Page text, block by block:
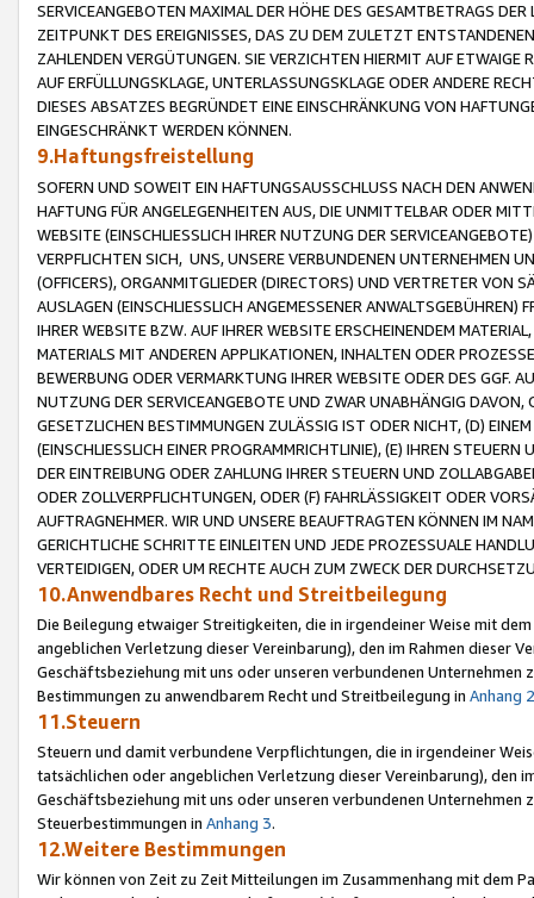
SERVICEANGEBOTEN MAXIMAL DER HÖHE DES GESAMTBETRAGS
ZEITPUNKT DES EREIGNISSES, DAS ZU DEM ZULETZT
ZAHLENDEN VERGÜTUNGEN. SIE VERZICHTEN HIERMIT AUF
AUF ERFÜLLUNGSKLAGE, UNTERLASSUNGSKLAGE ODER ANDERE
DIESES ABSATZES BEGRÜNDET EINE EINSCHRÄNKUNG VON
EINGESCHRÄNKT WERDEN KÖNNEN.
9.Haftungsfreistellung
SOFERN UND SOWEIT EIN HAFTUNGSAUSSCHLUSS NACH DEN
HAFTUNG FÜR ANGELEGENHEITEN AUS, DIE UNMITTELBAR ODER
WEBSITE (EINSCHLIESSLICH IHRER NUTZUNG DER
VERPFLICHTEN SICH, UNS, UNSERE VERBUNDENEN UNTERNEHMEN
(OFFICERS), ORGANMITGLIEDER (DIRECTORS) UND VERTRETER VON
AUSLAGEN (EINSCHLIESSLICH ANGEMESSENER
IHRER WEBSITE BZW. AUF IHRER WEBSITE ERSCHEINENDEM
MATERIALS MIT ANDEREN APPLIKATIONEN, INHALTEN ODER
BEWERBUNG ODER VERMARKTUNG IHRER WEBSITE ODER DES GGF.
NUTZUNG DER SERVICEANGEBOTE UND ZWAR UNABHÄNGIG
GESETZLICHEN BESTIMMUNGEN ZULÄSSIG IST ODER NICHT, (D)
(EINSCHLIESSLICH EINER PROGRAMMRICHTLINIE), (E) IHREN
DER EINTREIBUNG ODER ZAHLUNG IHRER STEUERN UND
ODER ZOLLVERPFLICHTUNGEN, ODER (F) FAHRLÄSSIGKEIT ODER
AUFTRAGNEHMER. WIR UND UNSERE BEAUFTRAGTEN KÖNNEN IM
GERICHTLICHE SCHRITTE EINLEITEN UND JEDE PROZESSUALE
VERTEIDIGEN, ODER UM RECHTE AUCH ZUM ZWECK DER
10.Anwendbares Recht und Streitbeilegung
Die Beilegung etwaiger Streitigkeiten, die in irgendeiner Weise mit
angeblichen Verletzung dieser Vereinbarung), den im Rahmen dieser
Geschäftsbeziehung mit uns oder unseren verbundenen
Bestimmungen zu anwendbarem Recht und Streitbeilegung in Anhang 2
11.Steuern
Steuern und damit verbundene Verpflichtungen, die in irgendeiner
tatsächlichen oder angeblichen Verletzung dieser Vereinbarung), den
Geschäftsbeziehung mit uns oder unseren verbundenen
Steuerbestimmungen in Anhang 3.
12.Weitere Bestimmungen
Wir können von Zeit zu Zeit Mitteilungen im Zusammenhang mit dem